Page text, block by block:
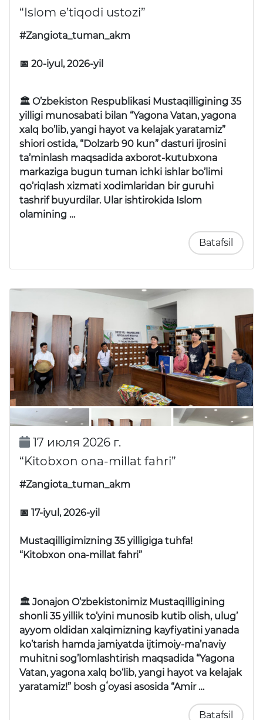
“Islom e’tiqodi ustozi”
#Zangiota_tuman_akm
📅 20-iyul, 2026-yil
🏛 O’zbekiston Respublikasi Mustaqilligining 35
yilligi munosabati bilan “Yagona Vatan, yagona
xalq bo’lib, yangi hayot va kelajak yaratamiz”
shiori ostida, “Dolzarb 90 kun” dasturi ijrosini
ta’minlash maqsadida axborot-kutubxona
markaziga bugun tuman ichki ishlar bo’limi
qo’riqlash xizmati xodimlaridan bir guruhi
tashrif buyurdilar. Ular ishtirokida Islom
olamining …
Batafsil
17 июля 2026 г.
“Kitobxon ona-millat fahri”
#Zangiota_tuman_akm
📅 17-iyul, 2026-yil
Mustaqilligimizning 35 yilligiga tuhfa!
“Kitobxon ona-millat fahri”
🏛 Jonajon O’zbekistonimiz Mustaqilligining
shonli 35 yillik to’yini munosib kutib olish, ulug’
ayyom oldidan xalqimizning kayfiyatini yanada
ko’tarish hamda jamiyatda ijtimoiy-ma’naviy
muhitni sog’lomlashtirish maqsadida “Yagona
Vatan, yagona xalq bo‘lib, yangi hayot va kelajak
yaratamiz!” bosh gʻoyasi asosida “Amir …
Batafsil